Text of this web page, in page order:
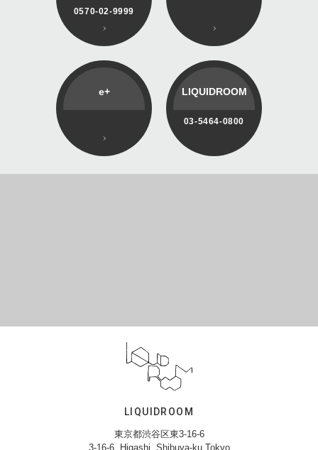
0570-02-9999
e+ LIQUIDROOM
03-5464-0800
LIQUIDROOM
東京都渋谷区東3-16-6
3-16-6, Higashi, Shibuya-ku,Tokyo